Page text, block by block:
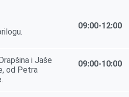
09:00-12:00
i Jaše
od Petra
09:00-10:00